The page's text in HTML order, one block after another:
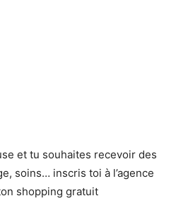
et tu souhaites recevoir des
soins… inscris toi à l’agence
shopping gratuit